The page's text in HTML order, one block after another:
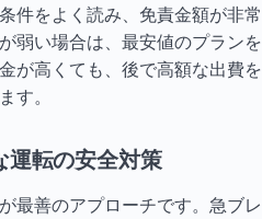
件をよく読み、免責金額が非常
弱い場合は、最安値のプランを
が高くても、後で高額な出費を
す。
運転の安全対策
最善のアプローチです。急ブレ